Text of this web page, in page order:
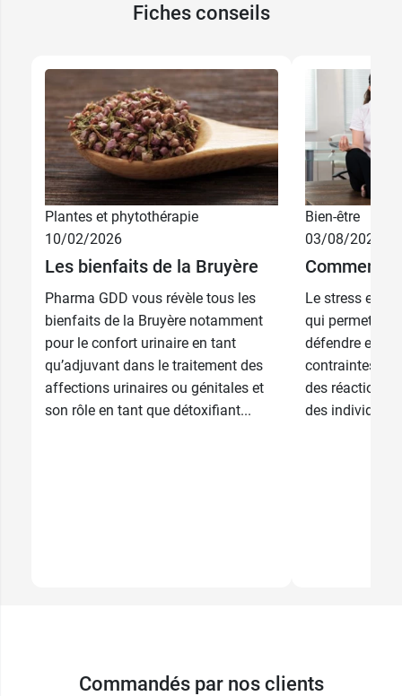
Fiches conseils
Plantes et phytothérapie
10/02/2026
Les bienfaits de la Bruyère
Pharma GDD vous révèle tous les
bienfaits de la Bruyère notamment
pour le confort urinaire en tant
qu’adjuvant dans le traitement des
affections urinaires ou génitales et
son rôle en tant que détoxifiant...
Bien-être
03/08/2026
Comment
Le stress est
qui permet à
défendre et de
contraintes
des réactions
des individus
Commandés par nos clients